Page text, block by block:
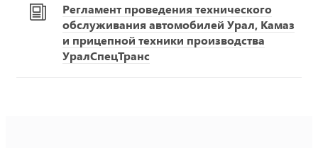
Регламент проведения технического
обслуживания автомобилей Урал, Камаз
и прицепной техники производства
УралСпецТранс